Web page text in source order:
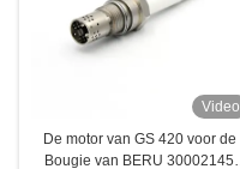
Video
De motor van GS 420 voor de
Bougie van BERU 30002145